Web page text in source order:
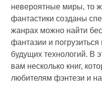
невероятные миры, то
фантастики созданы
жанрах можно найти
фантазии и
будущих технологий. В
вам несколько книг,
любителям фэнтези и